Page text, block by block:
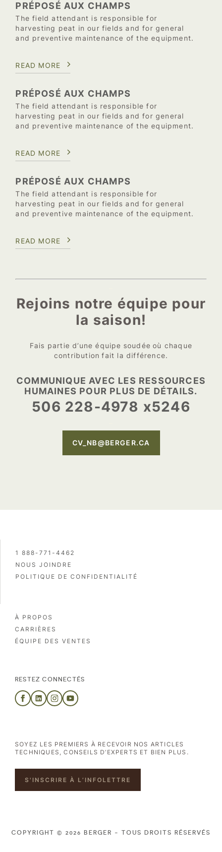
PRÉPOSÉ AUX CHAMPS
The field attendant is responsible for
harvesting peat in our fields and for general
and preventive maintenance of the equipment.
READ MORE
PRÉPOSÉ AUX CHAMPS
The field attendant is responsible for
harvesting peat in our fields and for general
and preventive maintenance of the equipment.
READ MORE
PRÉPOSÉ AUX CHAMPS
The field attendant is responsible for
harvesting peat in our fields and for general
and preventive maintenance of the equipment.
READ MORE
Rejoins notre équipe pour
la saison!
Fais partie d’une équipe soudée où chaque
contribution fait la différence.
COMMUNIQUE AVEC LES RESSOURCES
HUMAINES POUR PLUS DE DÉTAILS.
506 228-4978 x5246
CV_NB@BERGER.CA
1 888-771-4462
NOUS JOINDRE
POLITIQUE DE CONFIDENTIALITÉ
À PROPOS
CARRIÈRES
ÉQUIPE DES VENTES
RESTEZ CONNECTÉS
SOYEZ LES PREMIERS À RECEVOIR NOS ARTICLES
TECHNIQUES, CONSEILS D’EXPERTS ET BIEN PLUS.
S'INSCRIRE À L’INFOLETTRE
COPYRIGHT © 2026 BERGER - TOUS DROITS RÉSERVÉS